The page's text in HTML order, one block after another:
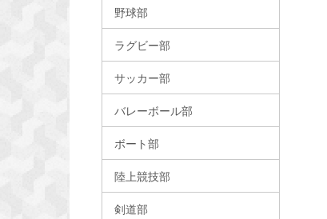
野球部
ラグビー部
サッカー部
バレーボール部
ボート部
陸上競技部
剣道部